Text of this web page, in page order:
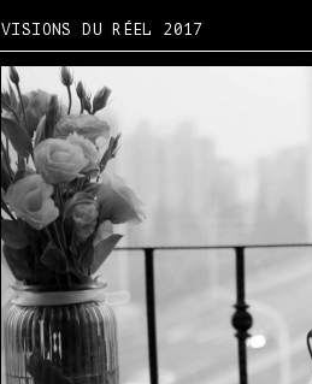
VISIONS DU RÉEL 2017